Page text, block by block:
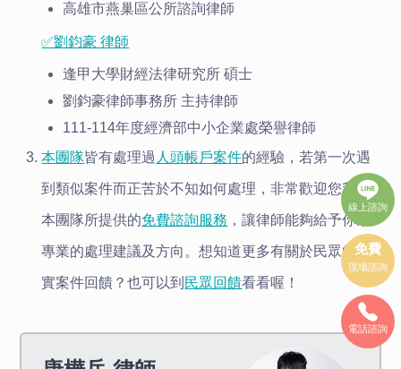
高雄市燕巢區公所諮詢律師
✅劉鈞豪 律師
逢甲大學財經法律研究所 碩士
劉鈞豪律師事務所 主持律師
111-114年度經濟部中小企業處榮譽律師
本團隊皆有處理過 人頭帳戶案件的經驗，若第一次遇
到類似案件而正苦於不知如何處理，非常歡迎您利用
本團隊所提供的免費諮詢服務 ，讓律師能夠給予你最
專業的處理建議及方向。想知道更多有關於民眾的真
實案件回饋？也可以到 民眾回饋看看喔！
線上諮詢
免費
現場諮詢
電話諮詢